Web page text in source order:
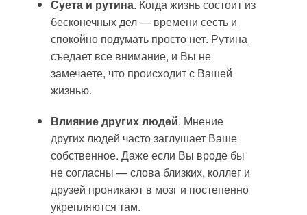
Суета и рутина. Когда жизнь состоит из
бесконечных дел — времени сесть и
спокойно подумать просто нет. Рутина
съедает все внимание, и Вы не
замечаете, что происходит с Вашей
жизнью.
Влияние других людей. Мнение
других людей часто заглушает Ваше
собственное. Даже если Вы вроде бы
не согласны — слова близких, коллег и
друзей проникают в мозг и постепенно
укрепляются там.